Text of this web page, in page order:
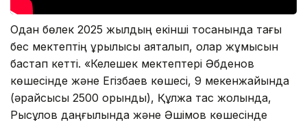
Одан бөлек 2025 жылдың екінші тоқсанында тағы
бес мектептің құрылысы аяқталып, олар жұмысын
бастап кетті. «Келешек мектептері Әбденов
көшесінде және Егізбаев көшесі, 9 мекенжайында
(әрқайсысы 2500 орындық), Құлжа тас жолында,
Рысқұлов даңғылында және Әшімов көшесінде